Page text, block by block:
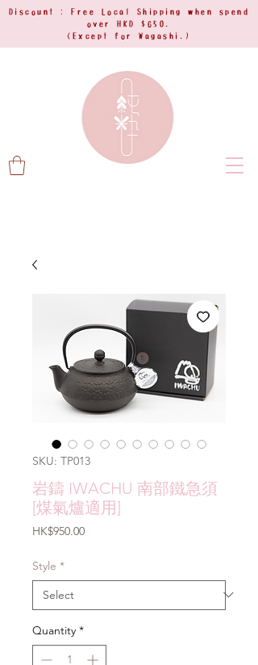
Discount : Free Local Shipping when spend
over HKD $650.
(Except for Wagashi.)
SKU: TP013
岩鑄 IWACHU 南部鐵急須
[煤氣爐適用]
HK$950.00Price
Style *
Quantity *